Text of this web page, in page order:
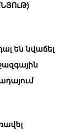
են նվաճել